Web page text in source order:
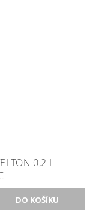
0,2 L